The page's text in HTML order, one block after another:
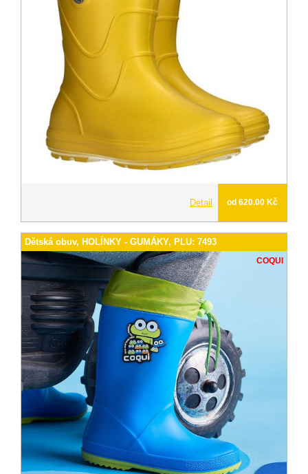
Detail od 620.00 Kč
Dětská obuv, HOLÍNKY - GUMÁKY, PLU: 7493
COQUI